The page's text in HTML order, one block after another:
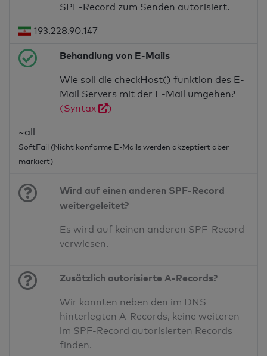
SPF-Record zum Senden autorisiert.
193.228.90.147
Behandlung von E-Mails
Wie soll die checkHost() funktion des E-
Mail Servers mit der E-Mail umgehen?
(Syntax
)
~all
SoftFail (Nicht konforme E-Mails werden akzeptiert aber
markiert)
Wird auf einen anderen SPF-Record
weitergeleitet?
Es wird auf keinen anderen SPF-Record
verwiesen.
Zusätzlich autorisierte A-Records?
Wir konnten neben den im DNS
hinterlegten A-Records, keine weiteren
im SPF-Record autorisierten Records
finden.